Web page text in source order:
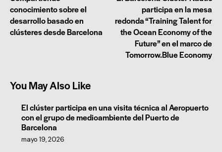
conocimiento sobre el
desarrollo basado en
clústeres desde Barcelona
participa en la mesa
redonda “Training Talent for
the Ocean Economy of the
Future” en el marco de
Tomorrow.Blue Economy
You May Also Like
El clúster participa en una visita técnica al Aeropuerto
con el grupo de medioambiente del Puerto de
Barcelona
mayo 19, 2026